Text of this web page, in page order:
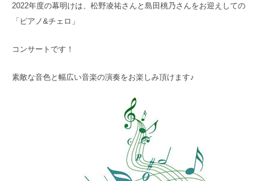
2022年度の幕明けは、松野凌祐さんと島田桃乃さんをお迎えしての
「ピアノ&チェロ」
コンサートです！
素敵な音色と幅広い音楽の演奏をお楽しみ頂けます♪